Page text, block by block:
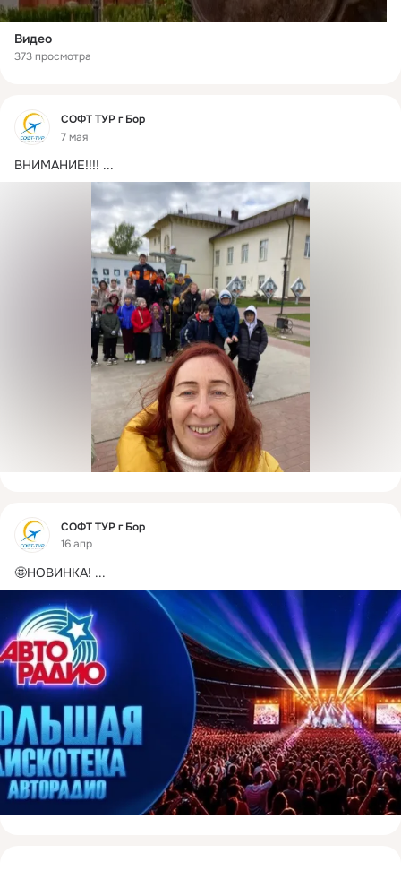
Видео
373 просмотра
Фид
СОФТ ТУР г Бор
7 мая
ВНИМАНИЕ!!!! ...
Фид
СОФТ ТУР г Бор
16 апр
🤩НОВИНКА! ...